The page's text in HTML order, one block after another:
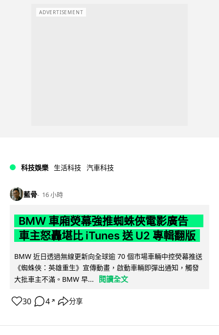
ADVERTISEMENT
科技娛樂 生活科技 汽車科技
藍骨 16 小時
BMW 車廂熒幕強推蜘蛛俠電影廣告
車主怒轟堪比 iTunes 送 U2 專輯翻版
BMW 近日透過無線更新向全球逾 70 個市場車輛中控熒幕推送
《蜘蛛俠：英雄重生》宣傳動畫，啟動車輛即彈出通知，觸發
大批車主不滿。BMW 早...
閱讀全文
30 4 ↗ 分享